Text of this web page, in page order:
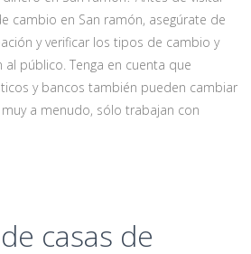
cambio en San ramón, asegúrate de
y verificar los tipos de cambio y
público. Tenga en cuenta que
y bancos también pueden cambiar
a menudo, sólo trabajan con
casas de